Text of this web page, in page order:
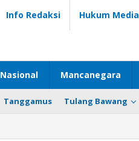
Info Redaksi Hukum Media
Nasional Mancanegara
Tanggamus Tulang Bawang